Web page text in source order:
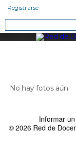
Registrarse
No hay fotos aún.
Informar
© 2026 Red de